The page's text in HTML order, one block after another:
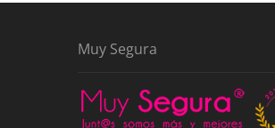
Muy Segura